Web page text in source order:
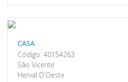
CASA
Código: 40154263
São Vicente
Herval D'Oeste